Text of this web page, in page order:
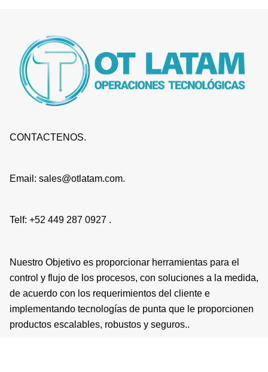
CONTACTENOS.
Email: sales@otlatam.com.
Telf: +52 449 287 0927 .
Nuestro Objetivo es proporcionar herramientas para el
control y flujo de los procesos, con soluciones a la medida,
de acuerdo con los requerimientos del cliente e
implementando tecnologías de punta que le proporcionen
productos escalables, robustos y seguros..